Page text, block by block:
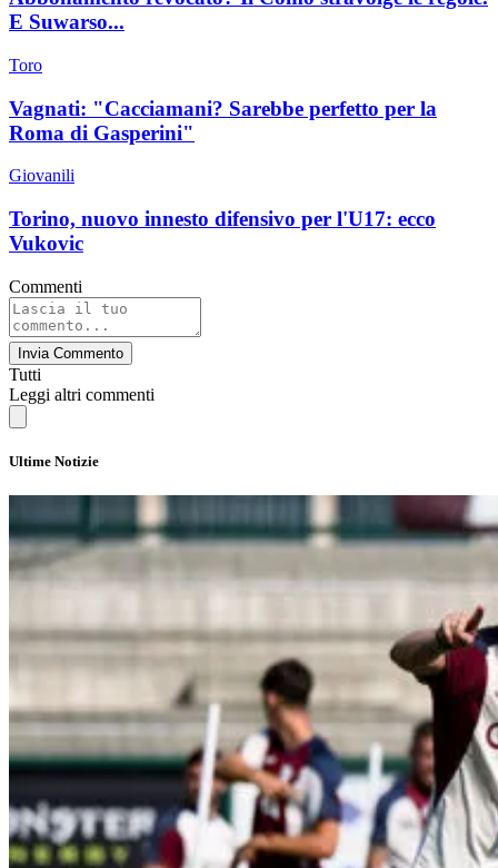
E Suwarso...
Toro
Vagnati: "Cacciamani? Sarebbe perfetto per la
Roma di Gasperini"
Giovanili
Torino, nuovo innesto difensivo per l'U17: ecco
Vukovic
Commenti
Invia Commento
Tutti
Leggi altri commenti
Ultime Notizie